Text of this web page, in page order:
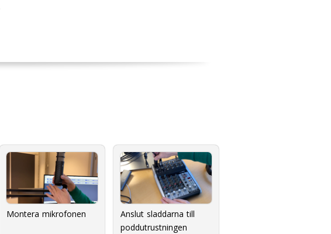
Montera mikrofonen
Anslut sladdarna till
poddutrustningen